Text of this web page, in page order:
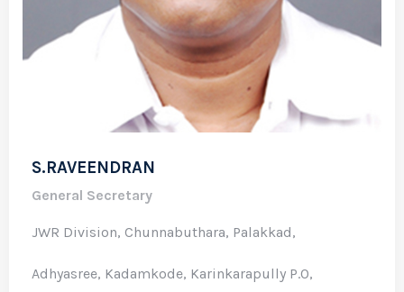
S.RAVEENDRAN
General Secretary
JWR Division, Chunnabuthara, Palakkad,
Adhyasree, Kadamkode, Karinkarapully P.O,